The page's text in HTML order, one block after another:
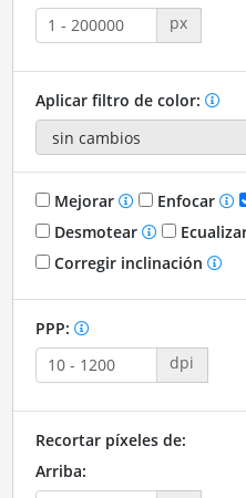
px
Aplicar filtro de color:
Mejorar Enfocar
Desmotear
Corregir inclinación
PPP:
dpi
Recortar píxeles de:
Arriba: